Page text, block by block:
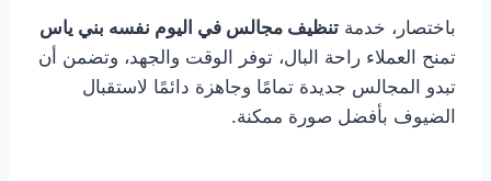
باختصار، خدمة تنظيف مجالس في اليوم نفسه بني ياس
تمنح العملاء راحة البال، توفر الوقت والجهد، وتضمن أن
تبدو المجالس جديدة تمامًا وجاهزة دائمًا لاستقبال
الضيوف بأفضل صورة ممكنة.